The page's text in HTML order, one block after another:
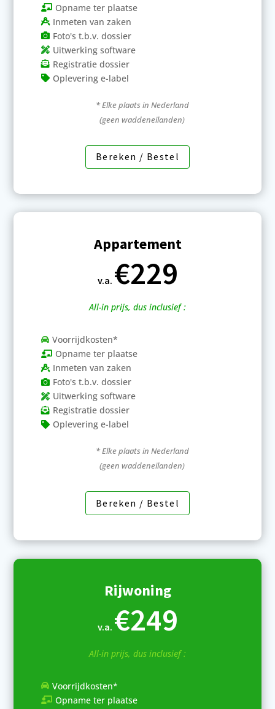
 Opname ter plaatse
 Inmeten van zaken
 Foto's t.b.v. dossier
 Uitwerking software
 Registratie dossier
 Oplevering e-label
* Elke plaats in Nederland
(geen waddeneilanden)
Bereken / Bestel
Appartement
v.a. €229
All-in prijs, dus inclusief :
 Voorrijdkosten*
 Opname ter plaatse
 Inmeten van zaken
 Foto's t.b.v. dossier
 Uitwerking software
 Registratie dossier
 Oplevering e-label
* Elke plaats in Nederland
(geen waddeneilanden)
Bereken / Bestel
Rijwoning
v.a. €249
All-in prijs, dus inclusief :
 Voorrijdkosten*
 Opname ter plaatse